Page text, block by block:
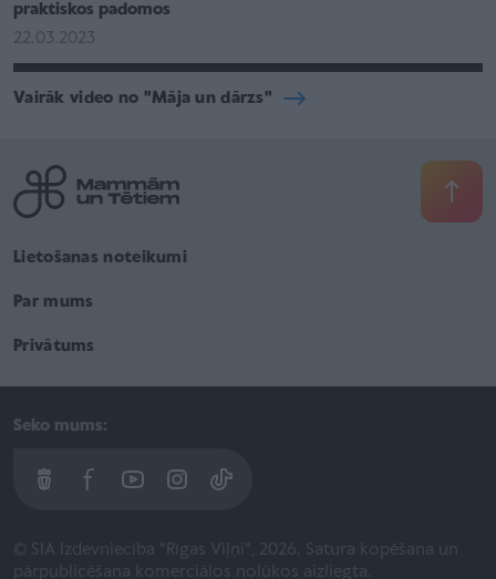
praktiskos padomos
22.03.2023
Vairāk video no "Māja un dārzs"
Lietošanas noteikumi
Par mums
Privātums
Seko mums:
© SIA Izdevniecība "Rīgas Viļņi", 2026. Satura kopēšana un
pārpublicēšana komerciālos nolūkos aizliegta.